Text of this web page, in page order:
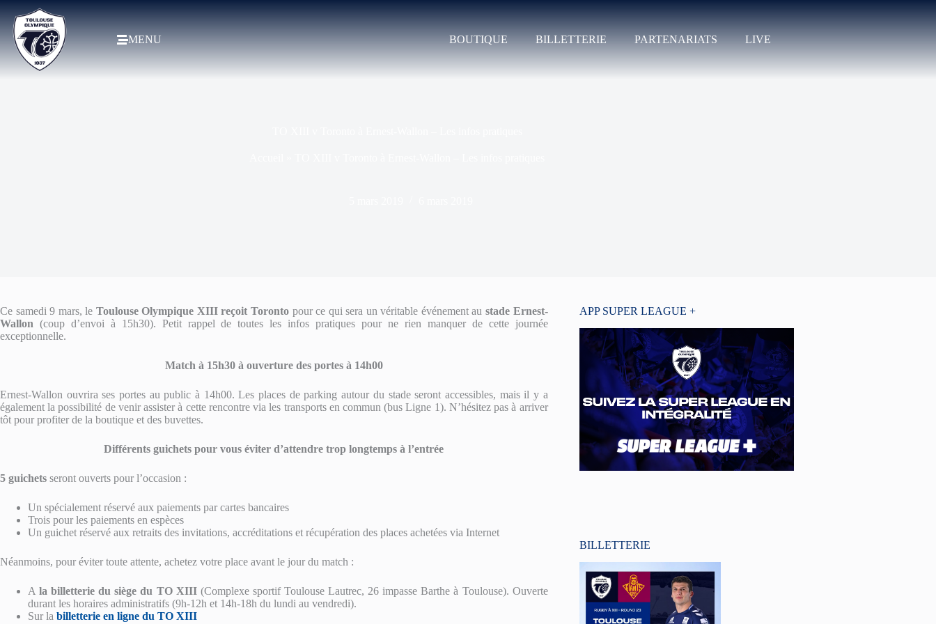
MENU BOUTIQUE BILLETTERIE PARTENARIATS LIVE
Ce samedi 9 mars, le Toulouse Olympique XIII reçoit Toronto pour ce qui sera un véritable événement austade Ernest-
Wallon (coup d’envoi à 15h30). Petit rappel de toutes les infos pratiques pour ne rien manquer de cette journée
exceptionnelle.
Match à 15h30 à ouverture des portes à 14h00
Ernest-Wallon ouvrira ses portes au public à 14h00. Les places de parking autour du stade seront accessibles, mais il y a
également la possibilité de venir assister à cette rencontre via les transports en commun (bus Ligne 1). N’hésitez pas à arriver
tôt pour profiter de la boutique et des buvettes.
Différents guichets pour vous éviter d’attendre trop longtemps à l’entrée
5 guichets seront ouverts pour l’occasion :
Un spécialement réservé aux paiements par cartes bancaires
Trois pour les paiements en espèces
Un guichet réservé aux retraits des invitations, accréditations et récupération des places achetées via Internet
Néanmoins, pour éviter toute attente, achetez votre place avant le jour du match :
Ala billetterie du siège du TO XIII(Complexe sportif Toulouse Lautrec, 26 impasse Barthe à Toulouse). Ouverte
durant les horaires administratifs (9h-12h et 14h-18h du lundi au vendredi).
Sur la billetterie en ligne du TO XIII
APP SUPER LEAGUE +
BILLETTERIE